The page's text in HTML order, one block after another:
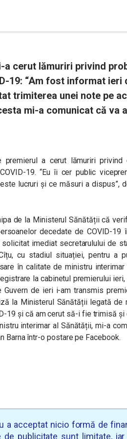
a cerut lămuriri privind
19: “Am fost informat ieri
trimiterea unei note pe
mi-a comunicat că va
a cerut lămuriri privind
19. “Eu îi cer public
lucruri și ce măsuri a dispus”,
de la Ministerul Sănătății că
decedate de COVID-19
imediat secretarulului de
cu stadiul situației, pentru a
în calitate de ministru interimar
la cabinetul premierului
de ieri i-am transmis
la Ministerul Sănătății legată de
19 și că am cerut să-i fie trimisă și
interimar al Sănătății, mi-a
Barna într-o postare pe Facebook.
a acceptat nicio formă de
de publicitate sunt limitate, iar